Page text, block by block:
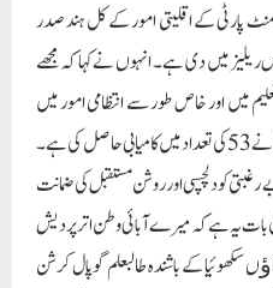
پارٹی کے اقلیتی امور کے کل ہند صدر
میں دی ہے۔ انہوں نے کہا کہ مجھے
اور خاص طور سے انتظامی امور میں
پیچھے چھوٹ جانے والے مسلم طبقہ کے طلبا نے 53 کی تعداد میں کامیابی حاصل کی ہے۔
کو دلچسپی اور روشن مستقبل کی ضمانت
بات یہ ہے کہ میرے آبائی وطن اتر پردیش
سکھوئیا کے باشندہ طالبعلم گوپال کرشن